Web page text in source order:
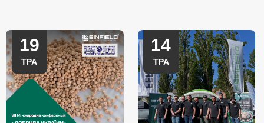
19
ТРА
14
ТРА